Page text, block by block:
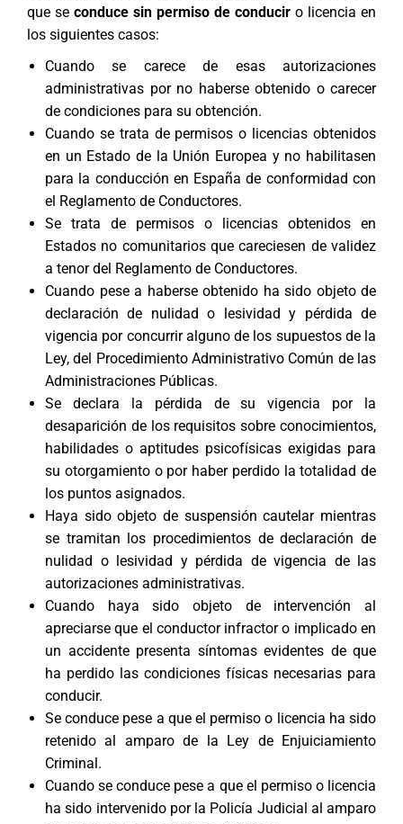
que se conduce sin permiso de conducir o licencia en
los siguientes casos:
Cuando se carece de esas autorizaciones
administrativas por no haberse obtenido o carecer
de condiciones para su obtención.
Cuando se trata de permisos o licencias obtenidos
en un Estado de la Unión Europea y no habilitasen
para la conducción en España de conformidad con
el Reglamento de Conductores.
Se trata de permisos o licencias obtenidos en
Estados no comunitarios que careciesen de validez
a tenor del Reglamento de Conductores.
Cuando pese a haberse obtenido ha sido objeto de
declaración de nulidad o lesividad y pérdida de
vigencia por concurrir alguno de los supuestos de la
Ley, del Procedimiento Administrativo Común de las
Administraciones Públicas.
Se declara la pérdida de su vigencia por la
desaparición de los requisitos sobre conocimientos,
habilidades o aptitudes psicofísicas exigidas para
su otorgamiento o por haber perdido la totalidad de
los puntos asignados.
Haya sido objeto de suspensión cautelar mientras
se tramitan los procedimientos de declaración de
nulidad o lesividad y pérdida de vigencia de las
autorizaciones administrativas.
Cuando haya sido objeto de intervención al
apreciarse que el conductor infractor o implicado en
un accidente presenta síntomas evidentes de que
ha perdido las condiciones físicas necesarias para
conducir.
Se conduce pese a que el permiso o licencia ha sido
retenido al amparo de la Ley de Enjuiciamiento
Criminal.
Cuando se conduce pese a que el permiso o licencia
ha sido intervenido por la Policía Judicial al amparo